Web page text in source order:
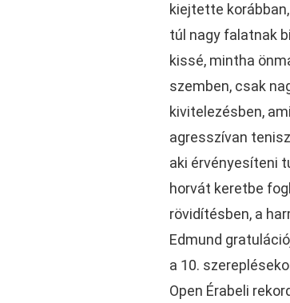
kiejtette
túl nagy falatnak
kissé, mintha
szemben, csak
kivitelezésben,
agresszívan
aki érvényesíteni
horvát keretbe
rövidítésben, a
Edmund
a 10.
Open Érabeli